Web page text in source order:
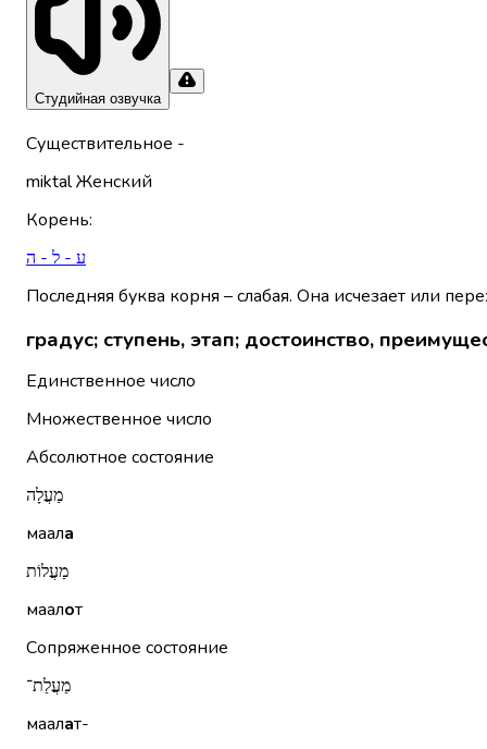
Студийная озвучка
Существительное -
miktalЖенский
Корень:
ע - ל - ה
Последняя буква корня – слабая. Она исчезает или
градус; ступень, этап; достоинство,
Единственное число
Множественное число
Абсолютное состояние
מַעֲלָה
маала
מַעֲלוֹת
маалот
Сопряженное состояние
מַעֲלַת־
маалат-